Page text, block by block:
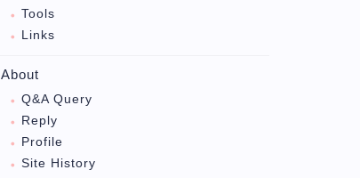
Tools
Links
About
Q&A Query
Reply
Profile
Site History